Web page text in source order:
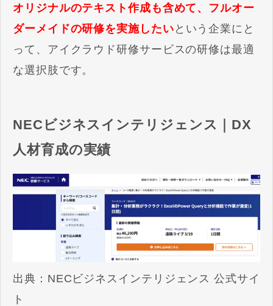
オリジナルのテキスト作成も含めて、フルオー
ダーメイドの研修を実施したい という企業にと
って、アイクラウド研修サービスの研修は最適
な選択肢です。
NECビジネスインテリジェンス｜DX
人材育成の実績
出典： NECビジネスインテリジェンス公式サイ
ト